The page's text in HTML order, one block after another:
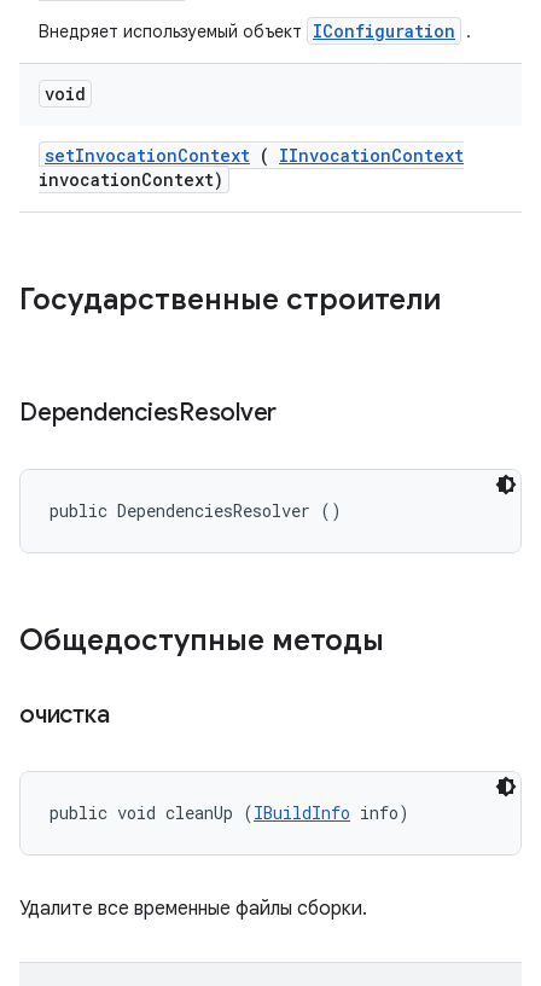
Внедряет используемый объект IConfiguration .
void
setInvocationContext ( IInvocationContext
invocationContext)
Государственные строители
DependenciesResolver
public DependenciesResolver ()
Общедоступные методы
очистка
public void cleanUp (IBuildInfo info)
Удалите все временные файлы сборки.